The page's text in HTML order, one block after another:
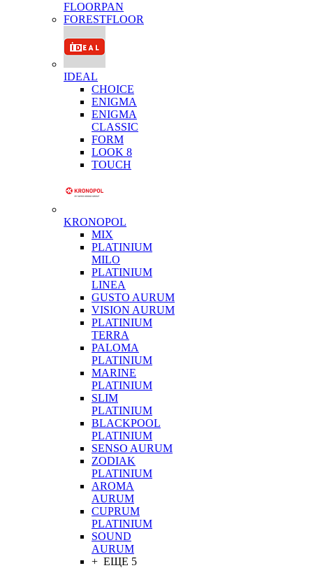
FLOORPAN
FORESTFLOOR
IDEAL
CHOICE
ENIGMA
ENIGMA
CLASSIC
FORM
LOOK 8
TOUCH
KRONOPOL
MIX
PLATINIUM
MILO
PLATINIUM
LINEA
GUSTO AURUM
VISION AURUM
PLATINIUM
TERRA
PALOMA
PLATINIUM
MARINE
PLATINIUM
SLIM
PLATINIUM
BLACKPOOL
PLATINIUM
SENSO AURUM
ZODIAK
PLATINIUM
AROMA
AURUM
CUPRUM
PLATINIUM
SOUND
AURUM
+ ЕЩЕ 5